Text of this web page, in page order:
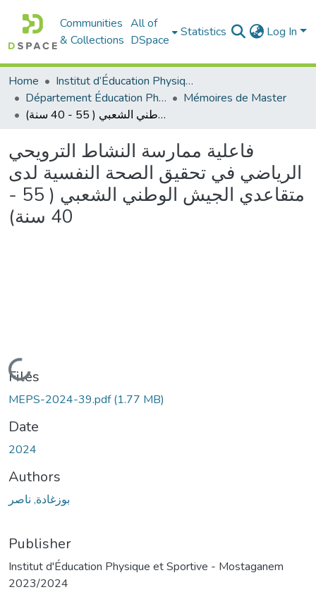
Communities
& Collections
All of
DSpace
Statistics Log In
Home
Institut d’Éducation Physique et Sportive
Département Éducation Physique et Sportive (EPS)
Mémoires de Master
فاعلية ممارسة النشاط الترويحي الرياضي في تحقيق الصحة النفسية لدى متقاعدي الجيش الوطني الشعبي ( 55 - 40 سنة)
فاعلية ممارسة النشاط الترويحي
الرياضي في تحقيق الصحة النفسية لدى
متقاعدي الجيش الوطني الشعبي ( 55 -
40 سنة)
Loading...
Files
MEPS-2024-39.pdf(1.77 MB)
Date
2024
Authors
بوزغادة, ناصر
Publisher
Institut d'Éducation Physique et Sportive - Mostaganem
2023/2024